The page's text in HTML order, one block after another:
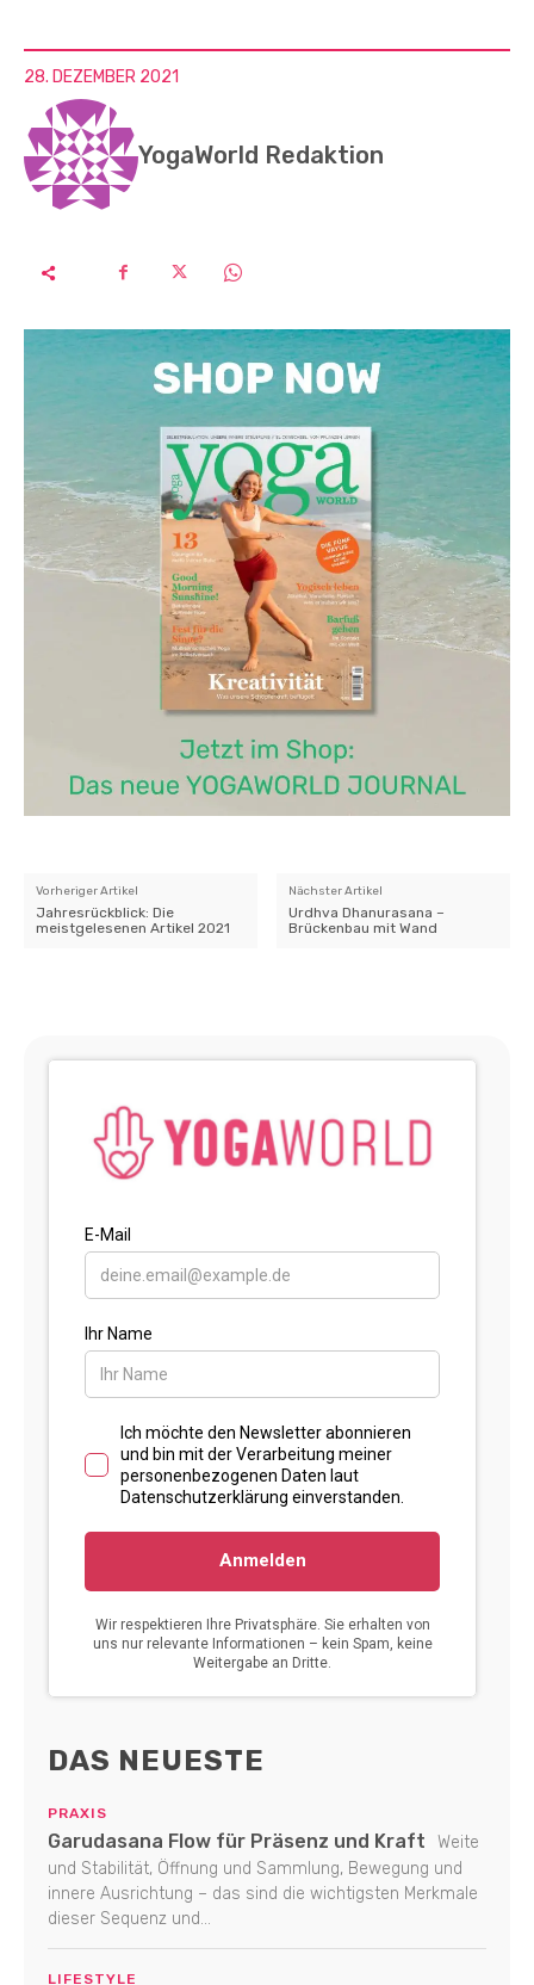
28. DEZEMBER 2021
YogaWorld Redaktion
Vorheriger Artikel
Jahresrückblick: Die
meistgelesenen Artikel 2021
Nächster Artikel
Urdhva Dhanurasana –
Brückenbau mit Wand
DAS NEUESTE
PRAXIS
Garudasana Flow für Präsenz und Kraft
Weite
und Stabilität, Öffnung und Sammlung, Bewegung und
innere Ausrichtung – das sind die wichtigsten Merkmale
dieser Sequenz und...
LIFESTYLE